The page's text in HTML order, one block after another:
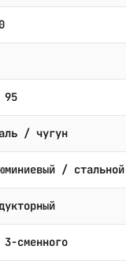
95
/ чугун
/
3-сменного